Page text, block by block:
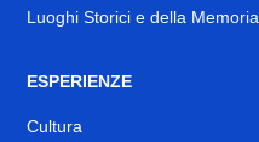
Luoghi Storici e della Memoria
ESPERIENZE
Cultura